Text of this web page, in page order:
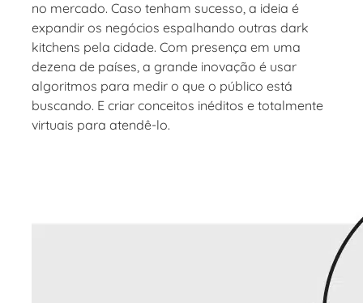
no mercado. Caso tenham sucesso, a ideia é
expandir os negócios espalhando outras dark
kitchens pela cidade. Com presença em uma
dezena de países, a grande inovação é usar
algoritmos para medir o que o público está
buscando. E criar conceitos inéditos e totalmente
virtuais para atendê-lo.